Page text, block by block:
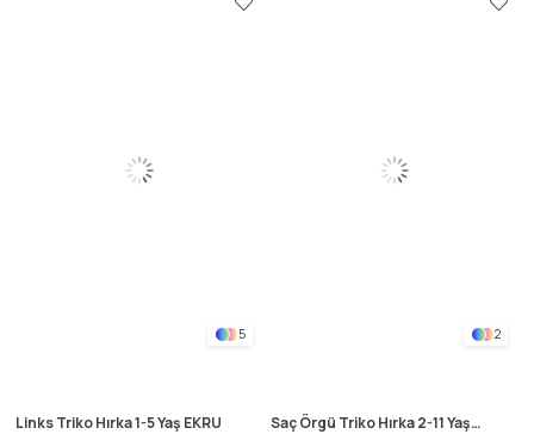
5
Links Triko Hırka 1-5 Yaş EKRU
2
Saç Örgü Triko Hırka 2-11 Yaş